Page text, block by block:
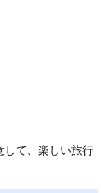
して、楽しい旅行